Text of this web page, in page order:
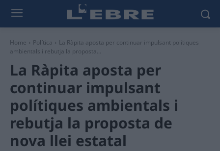
Home Política
La Ràpita aposta per continuar impulsant polítiques
ambientals i rebutja la proposta...
La Ràpita aposta per
continuar impulsant
polítiques ambientals i
rebutja la proposta de
nova llei estatal